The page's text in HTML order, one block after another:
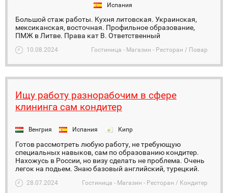
Испания
Большой стаж работы. Кухня литовская. Украинская,
мексиканская, восточная. Профильное образование,
ПМЖ в Литве. Права кат В. Ответственный
10.08.2024 Гостиница - Магазин - Ресторан / Повар
Ищу работу разнорабочим в сфере
клининга сам кондитер
Венгрия Испания Кипр
Готов рассмотреть любую работу, не требующую
специальных навыков, сам по образованию кондитер.
Нахожусь в России, но визу сделать не проблема. Очень
легок на подьем. Знаю базовый английский, турецкий.
28.07.2024 Гостиница - Магазин - Ресторан / Кондитер